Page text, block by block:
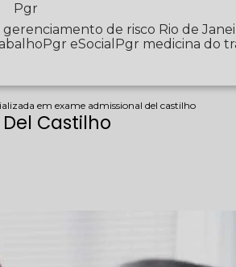
Pgr
gerenciamento de risco Rio de
Pgr eSocial Pgr medicina do
em exame admissional del castilho
Castilho